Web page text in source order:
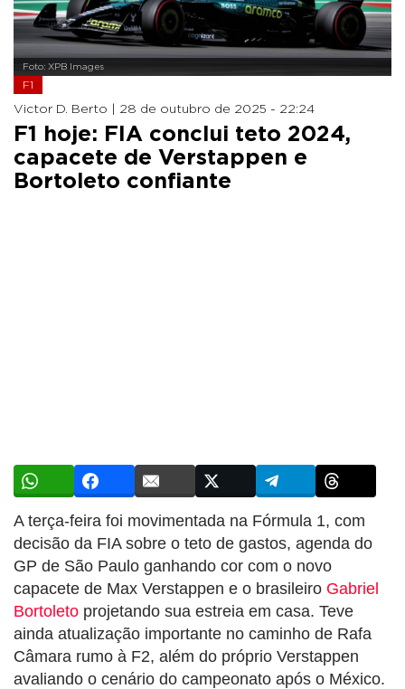
Foto: XPB Images
F1
Victor D. Berto | 28 de outubro de 2025 - 22:24
F1 hoje: FIA conclui teto 2024,
capacete de Verstappen e
Bortoleto confiante
A terça-feira foi movimentada na Fórmula 1, com
decisão da FIA sobre o teto de gastos, agenda do
GP de São Paulo ganhando cor com o novo
capacete de Max Verstappen e o brasileiro Gabriel
Bortoleto projetando sua estreia em casa. Teve
ainda atualização importante no caminho de Rafa
Câmara rumo à F2, além do próprio Verstappen
avaliando o cenário do campeonato após o México.